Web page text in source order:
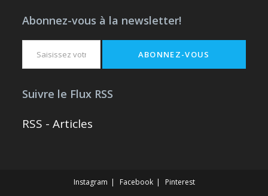
Abonnez-vous à la newsletter!
Saisissez votre adresse e-mail…
ABONNEZ-VOUS
Suivre le Flux RSS
RSS - Articles
Instagram Facebook Pinterest